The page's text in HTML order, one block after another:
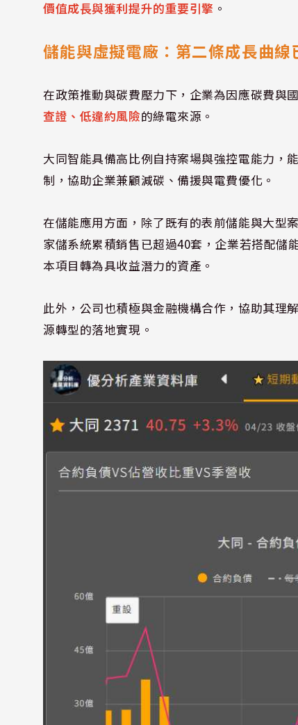
價值成長與獲利提升的重要引擎 。
儲能與虛擬電廠：第二條成長曲線
在政策推動與碳費壓力下，企業為因應碳費與
查證、低違約風險的綠電來源。
大同智能具備高比例自持案場與強控電能力，
制，協助企業兼顧減碳、備援與電費優化。
在儲能應用方面，除了既有的表前儲能與大
家儲系統累積銷售已超過40套，企業若搭配儲
本項目轉為具收益潛力的資產。
此外，公司也積極與金融機構合作，協助其理
源轉型的落地實現。